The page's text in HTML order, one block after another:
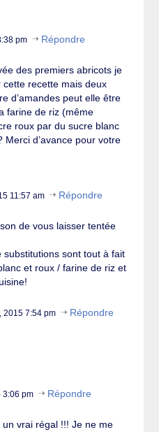
pm Répondre
des premiers abricots je
recette mais deux
d’amandes peut elle être
farine de riz (même
roux par du sucre blanc
Merci d’avance pour votre
11:57 am Répondre
de vous laisser tentée
substitutions sont tout à fait
et roux / farine de riz et
2015 7:54 pm Répondre
3:06 pm Répondre
un vrai régal !!! Je ne me